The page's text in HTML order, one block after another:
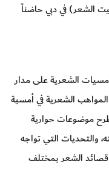
الشعر) في دبي حاضناً
الشعرية على مدار
الشعرية في أمسية
موضوعات حوارية
والتحديات التي تواجه
قصائد الشعر بمختلف